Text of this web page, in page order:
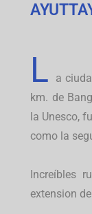
L
a
km. de
la Unesco,
como la
Increíbles
extension